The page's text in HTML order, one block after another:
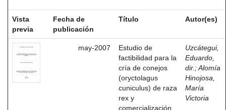
Vista
previa
Fecha de
publicación
Título Autor(es)
may-2007
Estudio de
factibilidad para la
cría de conejos
(oryctolagus
cuniculus) de raza
rex y
comercialización
Uzcátegui,
Eduardo,
dir. ;Alomía
Hinojosa,
María
Victoria